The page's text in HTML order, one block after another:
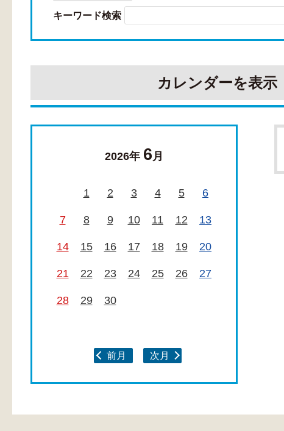
キーワード検索
カレンダーを表示
2026年 6月
1 2 3 4 5 6
7 8 9 10 11 12 13
14 15 16 17 18 19 20
21 22 23 24 25 26 27
28 29 30
前月 次月